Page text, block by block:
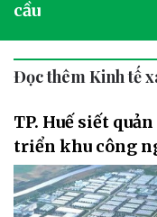
cầu
Đọc thêm Kinh tế
TP. Huế siết
triển khu công